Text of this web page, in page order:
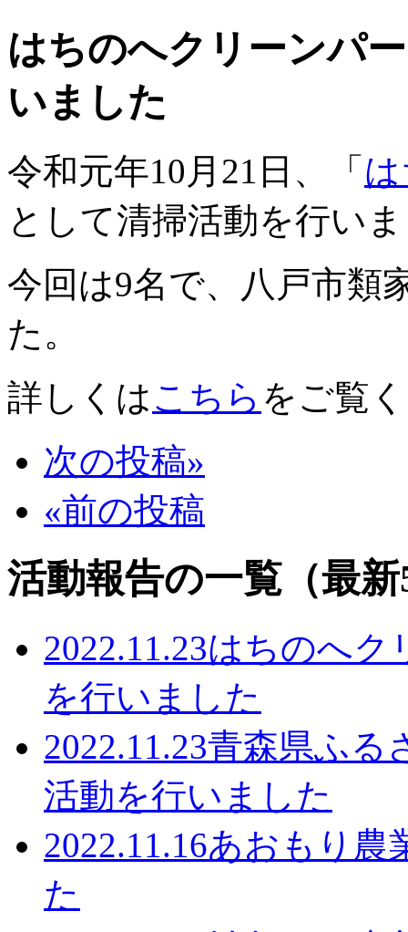
はちのへクリーンパ
いました
令和元年10月21日、「
として清掃活動を行い
今回は9名で、八戸市類
た。
詳しくはこちら をご覧
次の投稿»
«前の投稿
活動報告の一覧（最
2022.11.23はちのへク
を行いました
2022.11.23青森県ふる
活動を行いました
2022.11.16あおもり農
た